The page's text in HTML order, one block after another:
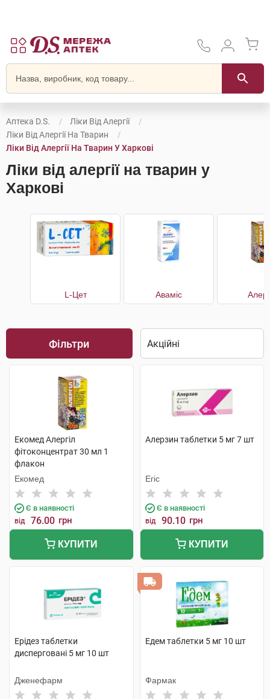
Аптека D.S.
Ліки Від Алергії
Ліки Від Алергії На Тварин
Ліки Від Алергії На Тварин У Харкові
Ліки від алергії на тварин у
Харкові
L-Цет Аваміс
Фільтри
Екомед Алергіл
фітоконцентрат 30 мл 1
флакон
Екомед
Є в наявності
від 76.00 грн
КУПИТИ
Алерзин таблетки 5 мг 7 шт
Егіс
Є в наявності
від 90.10 грн
КУПИТИ
Ерідез таблетки
дисперговані 5 мг 10 шт
Дженефарм
Едем таблетки 5 мг 10 шт
Фармак